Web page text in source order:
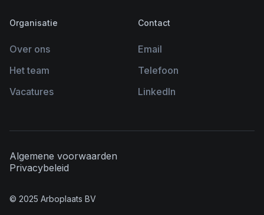
Organisatie
Over ons
Het team
Vacatures
Contact
Email
Telefoon
LinkedIn
© 2025 Arboplaats BV
Algemene voorwaarden
Privacybeleid